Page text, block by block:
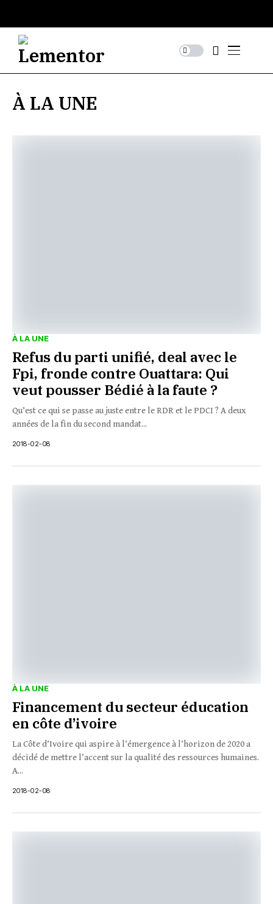
À LA UNE
À LA UNE
Refus du parti unifié, deal avec le
Fpi, fronde contre Ouattara: Qui
veut pousser Bédié à la faute ?
Qu’est ce qui se passe au juste entre le RDR et le PDCI ? A deux
années de la fin du second mandat...
2018-02-08
À LA UNE
Financement du secteur éducation
en côte d’ivoire
La Côte d’Ivoire qui aspire à l’émergence à l’horizon de 2020 a
décidé de mettre l’accent sur la qualité des ressources humaines.
A...
2018-02-08